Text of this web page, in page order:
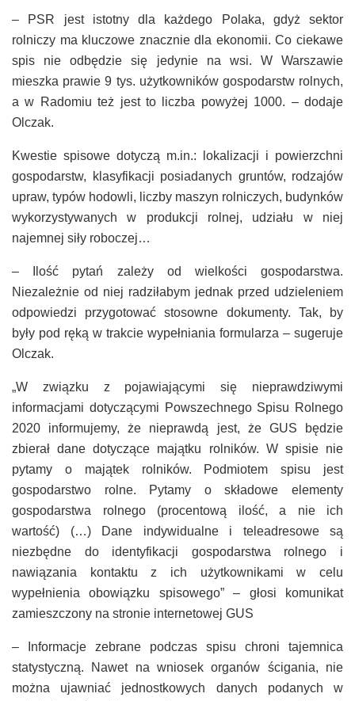
– PSR jest istotny dla każdego Polaka, gdyż sektor
rolniczy ma kluczowe znacznie dla ekonomii. Co ciekawe
spis nie odbędzie się jedynie na wsi. W Warszawie
mieszka prawie 9 tys. użytkowników gospodarstw rolnych,
a w Radomiu też jest to liczba powyżej 1000. – dodaje
Olczak.
Kwestie spisowe dotyczą m.in.: lokalizacji i powierzchni
gospodarstw, klasyfikacji posiadanych gruntów, rodzajów
upraw, typów hodowli, liczby maszyn rolniczych, budynków
wykorzystywanych w produkcji rolnej, udziału w niej
najemnej siły roboczej…
– Ilość pytań zależy od wielkości gospodarstwa.
Niezależnie od niej radziłabym jednak przed udzieleniem
odpowiedzi przygotować stosowne dokumenty. Tak, by
były pod ręką w trakcie wypełniania formularza – sugeruje
Olczak.
„W związku z pojawiającymi się nieprawdziwymi
informacjami dotyczącymi Powszechnego Spisu Rolnego
2020 informujemy, że nieprawdą jest, że GUS będzie
zbierał dane dotyczące majątku rolników. W spisie nie
pytamy o majątek rolników. Podmiotem spisu jest
gospodarstwo rolne. Pytamy o składowe elementy
gospodarstwa rolnego (procentową ilość, a nie ich
wartość) (…) Dane indywidualne i teleadresowe są
niezbędne do identyfikacji gospodarstwa rolnego i
nawiązania kontaktu z ich użytkownikami w celu
wypełnienia obowiązku spisowego” – głosi komunikat
zamieszczony na stronie internetowej GUS
– Informacje zebrane podczas spisu chroni tajemnica
statystyczną. Nawet na wniosek organów ścigania, nie
można ujawniać jednostkowych danych podanych w